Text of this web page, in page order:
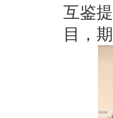
互鉴
目，